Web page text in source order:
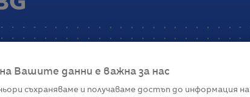
Вашите данни е важна за нас
съхраняваме и получаваме достъп до информация на